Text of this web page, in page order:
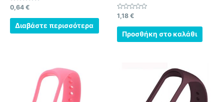
Βαθμολογήθηκε
με
0
από
0,64 €
Διαβάστε περισσότερα
Βαθμολογήθηκε
με
0
από
1,18 €
Προσθήκη στο καλάθι